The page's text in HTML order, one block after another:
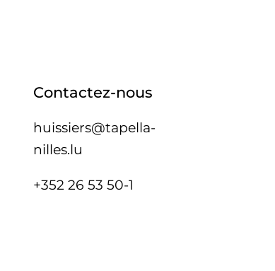
Contactez-nous
huissiers@tapella-
nilles.lu
+352 26 53 50-1